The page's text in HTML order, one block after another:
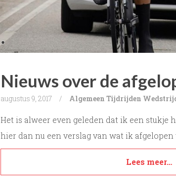
Nieuws over de
augustus 9, 2017 / Algemeen Tijdrijden
Het is alweer even geleden dat ik een stukje
hier dan nu een verslag van wat ik afgelopen
Lees meer…